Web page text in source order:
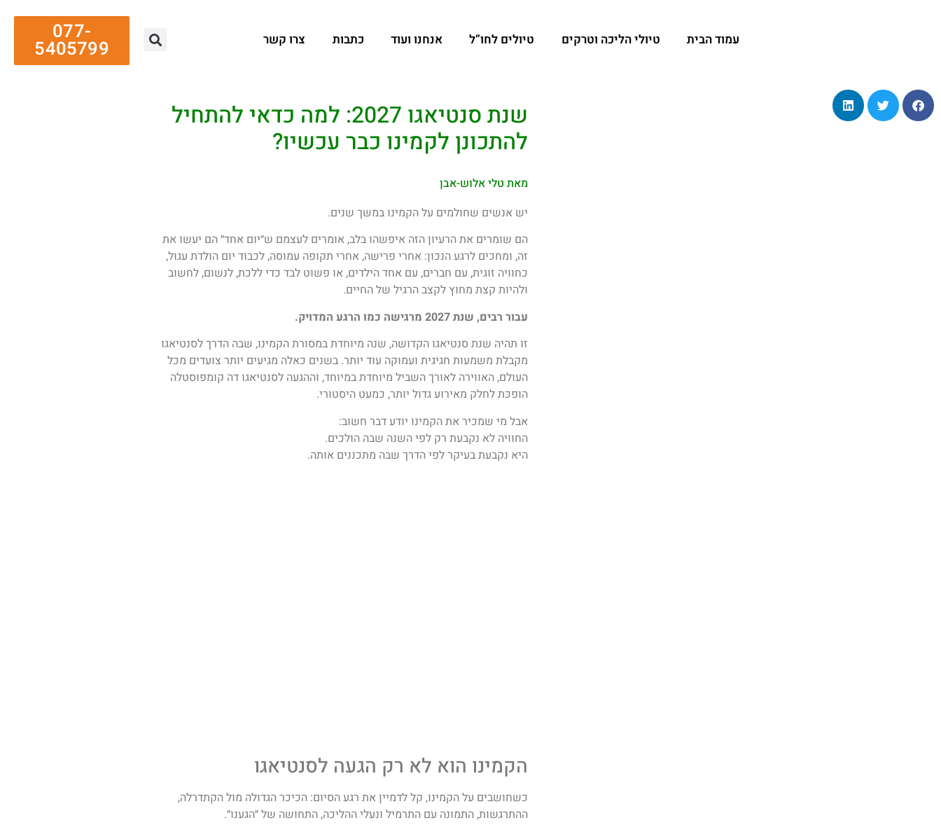
עמוד הבית טיולי הליכה וטרקים טיולים לחו”ל אנחנו ועוד כתבות צרו קשר 077-
5405799
שנת סנטיאגו 2027: למה כדאי להתחיל
להתכונן לקמינו כבר עכשיו?
מאת טלי אלוש-אבן
יש אנשים שחולמים על הקמינו במשך שנים.
הם שומרים את הרעיון הזה איפשהו בלב, אומרים לעצמם ש״יום אחד״ הם יעשו את
זה, ומחכים לרגע הנכון: אחרי פרישה, אחרי תקופה עמוסה, לכבוד יום הולדת עגול,
כחוויה זוגית, עם חברים, עם אחד הילדים, או פשוט לבד כדי ללכת, לנשום, לחשוב
ולהיות קצת מחוץ לקצב הרגיל של החיים.
עבור רבים, שנת 2027 מרגישה כמו הרגע המדויק.
זו תהיה שנת סנטיאגו הקדושה, שנה מיוחדת במסורת הקמינו, שבה הדרך לסנטיאגו
מקבלת משמעות חגיגית ועמוקה עוד יותר. בשנים כאלה מגיעים יותר צועדים מכל
העולם, האווירה לאורך השביל מיוחדת במיוחד, וההגעה לסנטיאגו דה קומפוסטלה
הופכת לחלק מאירוע גדול יותר, כמעט היסטורי.
אבל מי שמכיר את הקמינו יודע דבר חשוב:
החוויה לא נקבעת רק לפי השנה שבה הולכים.
היא נקבעת בעיקר לפי הדרך שבה מתכננים אותה.
הקמינו הוא לא רק הגעה לסנטיאגו
כשחושבים על הקמינו, קל לדמיין את רגע הסיום: הכיכר הגדולה מול הקתדרלה,
ההתרגשות, התמונה עם התרמיל ונעלי ההליכה, התחושה של ״הגענו״.